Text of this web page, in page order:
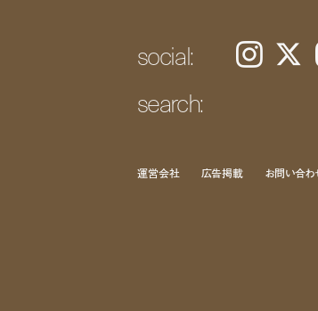
social: Instagram 𝕏
search:
運営会社 広告掲載 お問い合わ